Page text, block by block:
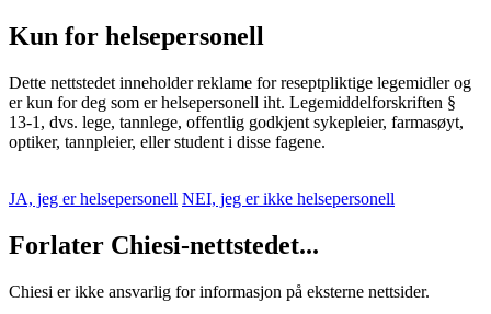
Kun for helsepersonell
Dette nettstedet inneholder reklame for reseptpliktige legemidler og
er kun for deg som er helsepersonell iht. Legemiddelforskriften §
13-1, dvs. lege, tannlege, offentlig godkjent sykepleier, farmasøyt,
optiker, tannpleier, eller student i disse fagene.
JA, jeg er helsepersonell NEI, jeg er ikke helsepersonell
Forlater Chiesi-nettstedet...
Chiesi er ikke ansvarlig for informasjon på eksterne nettsider.